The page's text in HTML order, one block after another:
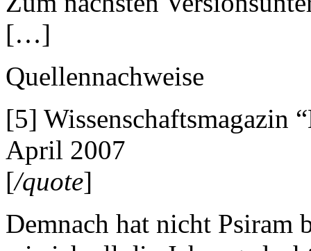
[…]
Quellennachweise
[5] Wissenschaftsmagazin
April 2007
[/quote]
Demnach hat nicht Psiram